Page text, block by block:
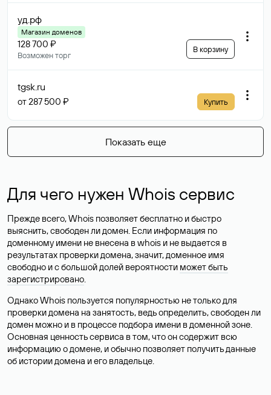
уд.рф
Магазин доменов
128 700 ₽
Возможен торг
В корзину
tgsk.ru
от 287 500 ₽ Купить
Показать еще
Для чего нужен Whois сервис
Прежде всего, Whois позволяет бесплатно и быстро
выяснить, свободен ли домен. Если информация по
доменному имени не внесена в whois и не выдается в
результатах проверки домена, значит, доменное имя
свободно и с большой долей вероятности может быть
зарегистрировано.
Однако Whois пользуется популярностью не только для
проверки домена на занятость, ведь определить, свободен ли
домен можно и в процессе подбора имени в доменной зоне.
Основная ценность сервиса в том, что он содержит всю
информацию о домене, и обычно позволяет получить данные
об истории домена и его владельце.